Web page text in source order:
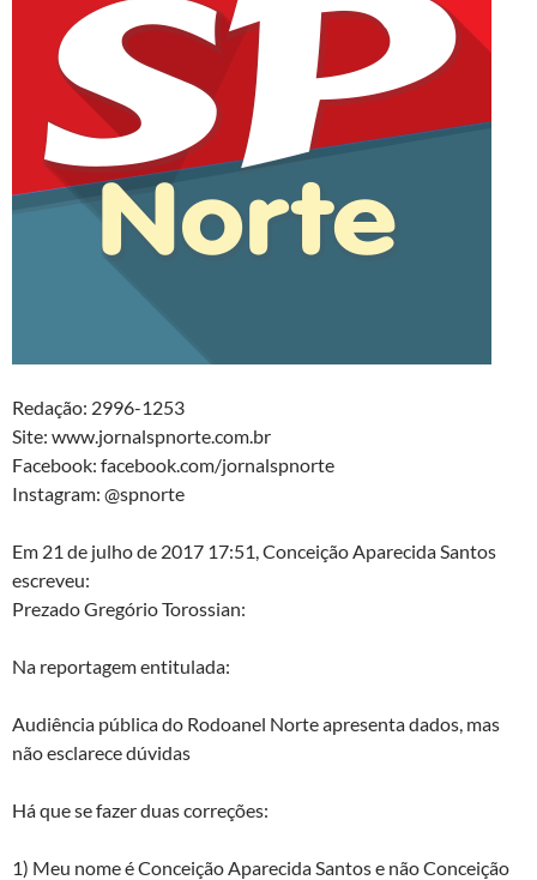
Redação: 2996-1253
Site: www.jornalspnorte.com.br
Facebook: facebook.com/jornalspnorte
Instagram: @spnorte
Em 21 de julho de 2017 17:51, Conceição Aparecida Santos
escreveu:
Prezado Gregório Torossian:
Na reportagem entitulada:
Audiência pública do Rodoanel Norte apresenta dados, mas
não esclarece dúvidas
Há que se fazer duas correções:
1) Meu nome é Conceição Aparecida Santos e não Conceição